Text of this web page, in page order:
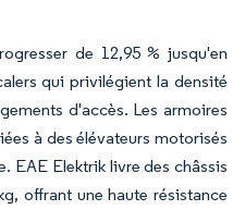
de 12,95 % jusqu'en
qui privilégient la densité
d'accès. Les armoires
à des élévateurs motorisés
EAE Elektrik livre des châssis
offrant une haute résistance